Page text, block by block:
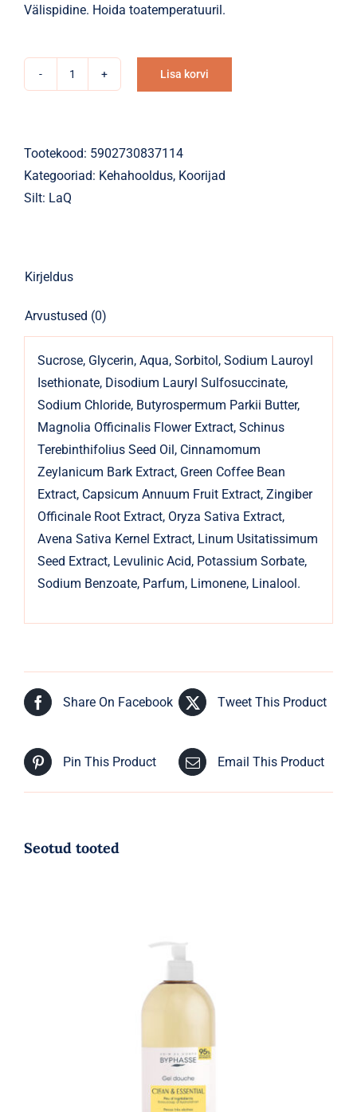
Välispidine. Hoida toatemperatuuril.
Magnolia
&
kogus
Lisa korvi
Alternative:
Tootekood: 5902730837114
Kategooriad: Kehahooldus, Koorijad
Silt: LaQ
Kirjeldus
Arvustused (0)
Sucrose, Glycerin, Aqua, Sorbitol, Sodium Lauroyl
Isethionate, Disodium Lauryl Sulfosuccinate,
Sodium Chloride, Butyrospermum Parkii Butter,
Magnolia Officinalis Flower Extract, Schinus
Terebinthifolius Seed Oil, Cinnamomum
Zeylanicum Bark Extract, Green Coffee Bean
Extract, Capsicum Annuum Fruit Extract, Zingiber
Officinale Root Extract, Oryza Sativa Extract,
Avena Sativa Kernel Extract, Linum Usitatissimum
Seed Extract, Levulinic Acid, Potassium Sorbate,
Sodium Benzoate, Parfum, Limonene, Linalool.
Share On Facebook Tweet This Product
Pin This Product Email This Product
Seotud tooted